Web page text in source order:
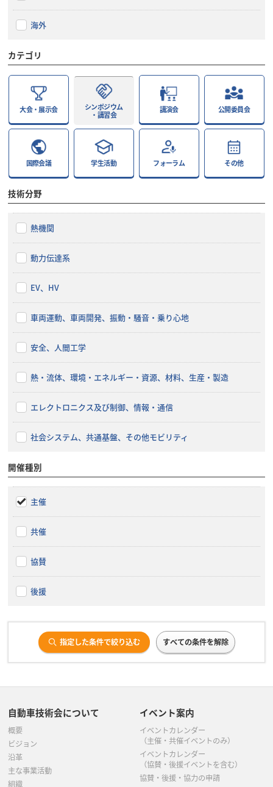
海外
カテゴリ
大会・展示会
シンポジウム
・講習会
講演会 公開委員会
国際会議 学生活動 フォーラム その他
技術分野
熱機関
動力伝達系
EV、HV
車両運動、車両開発、振動・騒音・乗り心地
安全、人間工学
熱・流体、環境・エネルギー・資源、材料、生産・製造
エレクトロニクス及び制御、情報・通信
社会システム、共通基盤、その他モビリティ
開催種別
主催
共催
協賛
後援
指定した条件で絞り込む すべての条件を解除
自動車技術会について
概要
ビジョン
沿革
主な事業活動
組織
イベント案内
イベントカレンダー
（主催・共催イベントのみ）
イベントカレンダー
（協賛・後援イベントを含む）
協賛・後援・協力の申請